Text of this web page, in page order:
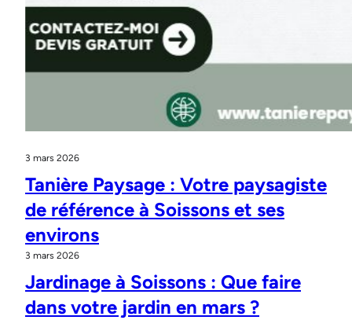
3 mars 2026
Tanière Paysage : Votre paysagiste
de référence à Soissons et ses
environs
3 mars 2026
Jardinage à Soissons : Que faire
dans votre jardin en mars ?